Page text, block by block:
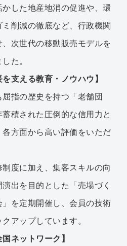
した地産地消の促進や、環
削減の徹底など、行政機関
、次世代の移動販売モデルを
た。
を支える教育・ノウハウ】
指の歴史を持つ「老舗団
積された圧倒的な信用力と
方面から高い評価をいただ
度に加え、集客スキルの向
演出を目的とした「売場づく
」を定期開催し、会員の技術
アップしています。
ネットワーク】